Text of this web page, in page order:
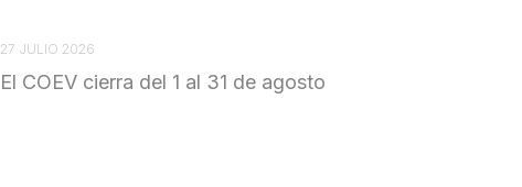
27 JULIO 2026
El COEV cierra del 1 al 31 de agosto